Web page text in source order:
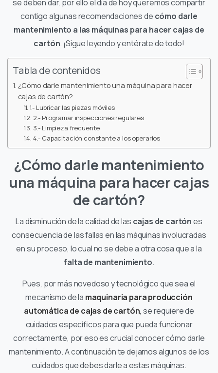
se deben dar, por ello el día de hoy queremos compartir
contigo algunas recomendaciones de cómo darle
mantenimiento a las máquinas para hacer cajas de
cartón. ¡Sigue leyendo y entérate de todo!
Tabla de contenidos
¿Cómo darle mantenimiento una máquina para hacer
cajas de cartón?
1.- Lubricar las piezas móviles
2.- Programar inspecciones regulares
3.- Limpieza frecuente
4.- Capacitación constante a los operarios
¿Cómo darle mantenimiento
una máquina para hacer cajas
de cartón?
La disminución de la calidad de las cajas de cartónes
consecuencia de las fallas en las máquinas involucradas
en su proceso, lo cual no se debe a otra cosa que a la
falta de mantenimiento.
Pues, por más novedoso y tecnológico que sea el
mecanismo de la maquinaria para producción
automática de cajas de cartón, se requiere de
cuidados específicos para que pueda funcionar
correctamente, por eso es crucial conocer cómo darle
mantenimiento. A continuación te dejamos algunos de los
cuidados que debes darle a estas máquinas.